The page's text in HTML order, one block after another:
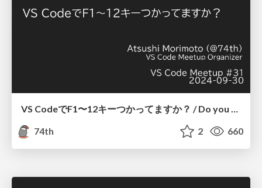
VS CodeでF1〜12キーつかってますか？ / Do you use the F1-12 keys in VS Code?
74th
2 660